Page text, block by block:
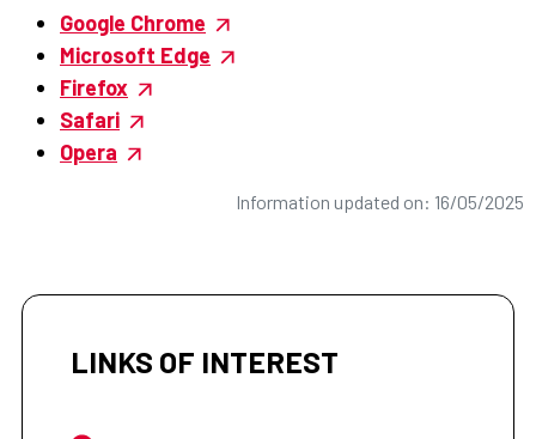
Google Chrome
Microsoft Edge
Firefox
Safari
Opera
Information updated on: 16/05/2025
LINKS OF INTEREST